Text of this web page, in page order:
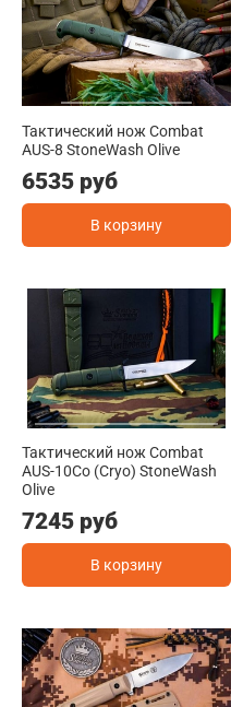
Тактический нож Combat
AUS-8 StoneWash Olive
6535 руб
В корзину
Тактический нож Combat
AUS-10Co (Cryo) StoneWash
Olive
7245 руб
В корзину